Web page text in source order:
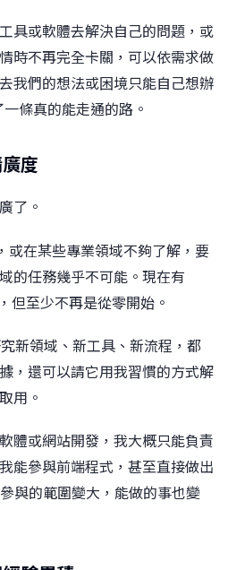
具或軟體去解決自己的問題，或
時不再完全卡關，可以依需求做
我們的想法或困境只能自己想辦
條真的能走通的路。
度
了。
或在某些專業領域不夠了解，要
的任務幾乎不可能。現在有
但至少不再是從零開始。
新領域、新工具、新流程，都
，還可以請它用我習慣的方式解
用。
體或網站開發，我大概只能負責
能參與前端程式，甚至直接做出
與的範圍變大，能做的事也變